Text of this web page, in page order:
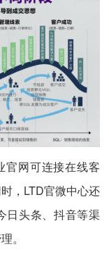
官网可连接在线客
，LTD官微中心还
日头条、抖音等渠
。